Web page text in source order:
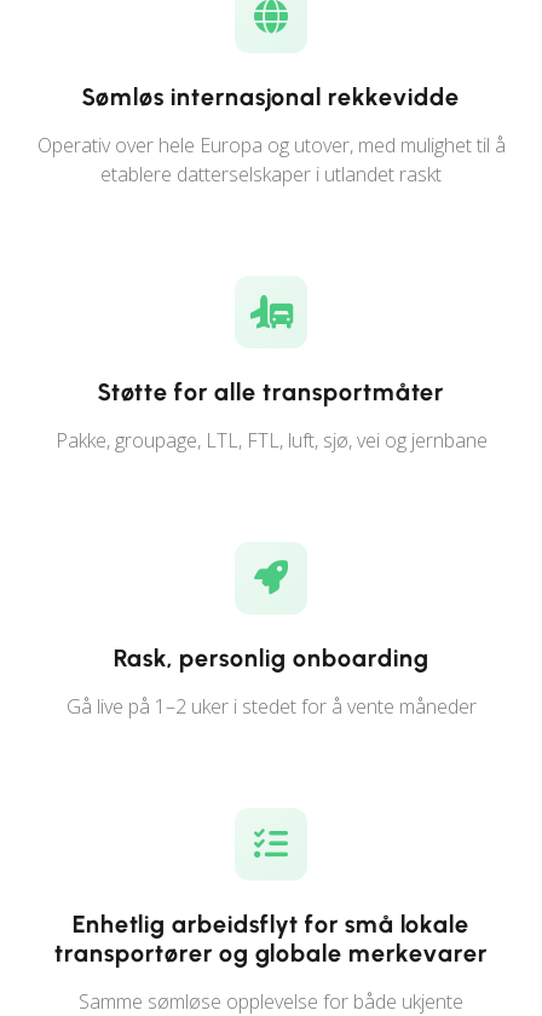
Sømløs internasjonal rekkevidde
Operativ over hele Europa og utover, med mulighet til å
etablere datterselskaper i utlandet raskt
Støtte for alle transportmåter
Pakke, groupage, LTL, FTL, luft, sjø, vei og jernbane
Rask, personlig onboarding
Gå live på 1–2 uker i stedet for å vente måneder
Enhetlig arbeidsflyt for små lokale
transportører og globale merkevarer
Samme sømløse opplevelse for både ukjente